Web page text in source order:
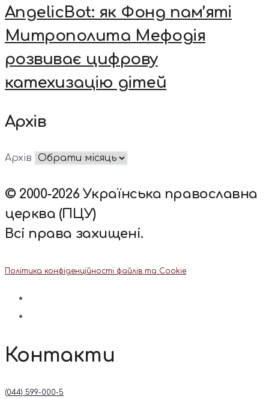
AngelicBot: як Фонд пам’яті
Митрополита Мефодія
розвиває цифрову
катехизацію дітей
Архів
Архів
© 2000-2026 Українська православна
церква (ПЦУ)
Всі права захищені.
Політика конфіденційності файлів та Cookie
Контакти
(044) 599-000-5